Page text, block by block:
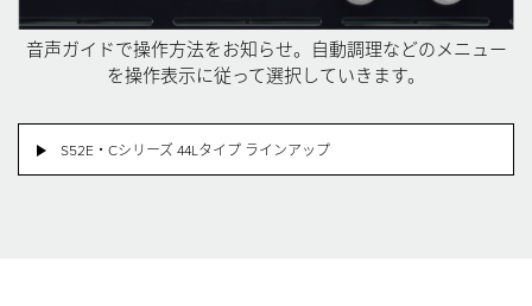
音声ガイドで操作方法をお知らせ。自動調理などのメニュー
を操作表示に従って選択していきます。
S52E・Cシリーズ 44Lタイプ ラインアップ